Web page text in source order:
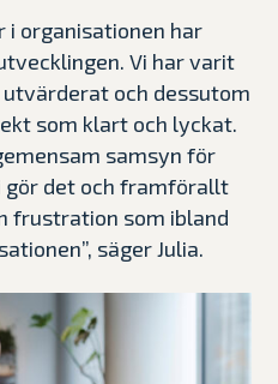
i organisationen har
Vi har varit
och dessutom
som klart och lyckat.
samsyn för
gör det och framförallt
frustration som ibland
säger Julia.